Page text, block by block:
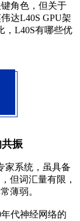
角色，但关于
达L40S GPU架
，L40S有哪些优
振
家系统，虽具备
但词汇量有限，
薄弱。
代神经网络的